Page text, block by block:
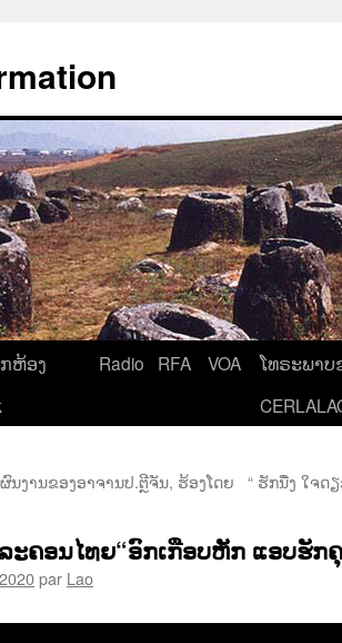
ຫ້ອງ
Radio RFA VOA
ໂທຣະພາບ
ນງານຂອງອາຈານປ.ຕຼີຈັນ, ຮ້ອງໂດຍ
“ ຮັກນື່ງ ໃຈດ
ະຄອນໄທຍ“ອົກເກືອບຫັກ ແອບຮັກ
par Lao